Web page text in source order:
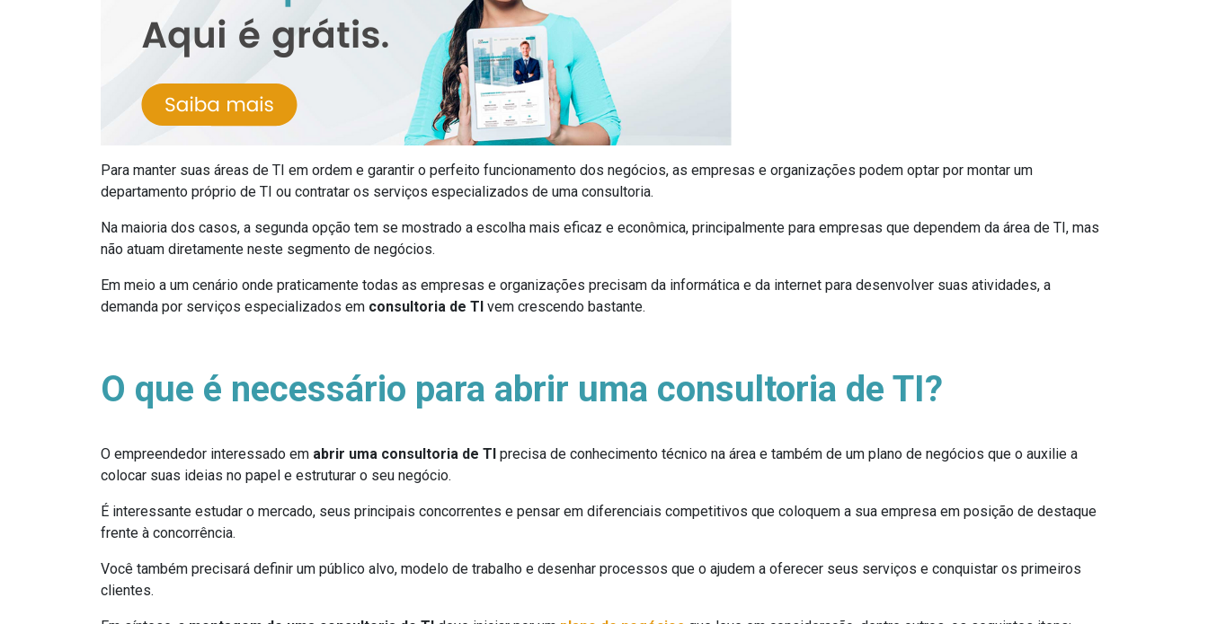
Para manter suas áreas de TI em ordem e garantir o perfeito funcionamento dos negócios, as empresas e organizações podem optar por montar um
departamento próprio de TI ou contratar os serviços especializados de uma consultoria.
Na maioria dos casos, a segunda opção tem se mostrado a escolha mais eficaz e econômica, principalmente para empresas que dependem da área de TI, mas
não atuam diretamente neste segmento de negócios.
Em meio a um cenário onde praticamente todas as empresas e organizações precisam da informática e da internet para desenvolver suas atividades, a
demanda por serviços especializados em consultoria de TI vem crescendo bastante.
O que é necessário para abrir uma consultoria de TI?
O empreendedor interessado em abrir uma consultoria de TI precisa de conhecimento técnico na área e também de um plano de negócios que o auxilie a
colocar suas ideias no papel e estruturar o seu negócio.
É interessante estudar o mercado, seus principais concorrentes e pensar em diferenciais competitivos que coloquem a sua empresa em posição de destaque
frente à concorrência.
Você também precisará definir um público alvo, modelo de trabalho e desenhar processos que o ajudem a oferecer seus serviços e conquistar os primeiros
clientes.